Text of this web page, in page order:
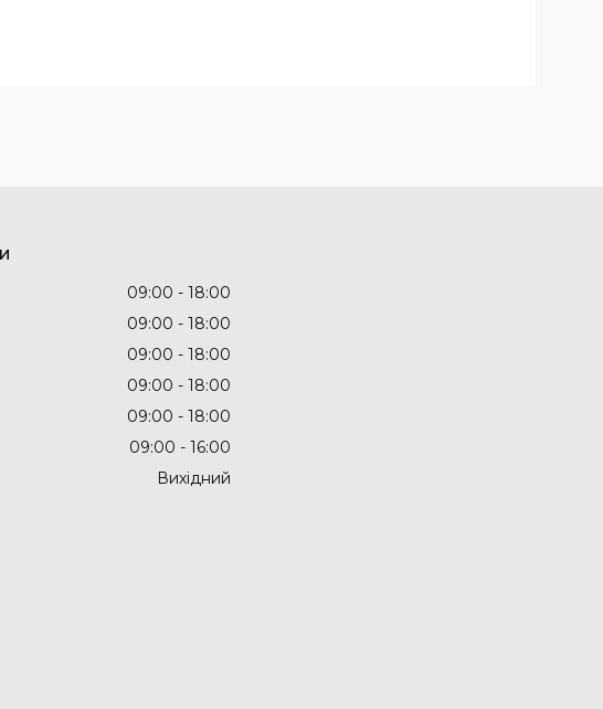
09:00
18:00
09:00
18:00
09:00
18:00
09:00
18:00
09:00
18:00
09:00
16:00
Вихідний